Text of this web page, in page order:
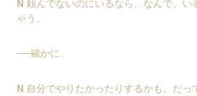
N 頼んでないのにいるなら、なんで、い
ゃう。
──確かに。
N 自分でやりたかったりするかも。だっ